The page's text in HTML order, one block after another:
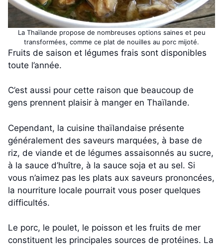
La Thaïlande propose de nombreuses options saines et peu
transformées, comme ce plat de nouilles au porc mijoté.
Fruits de saison et légumes frais sont disponibles
toute l’année.
C’est aussi pour cette raison que beaucoup de
gens prennent plaisir à manger en Thaïlande.
Cependant, la cuisine thaïlandaise présente
généralement des saveurs marquées, à base de
riz, de viande et de légumes assaisonnés au sucre,
à la sauce d’huître, à la sauce soja et au sel. Si
vous n’aimez pas les plats aux saveurs prononcées,
la nourriture locale pourrait vous poser quelques
difficultés.
Le porc, le poulet, le poisson et les fruits de mer
constituent les principales sources de protéines. La